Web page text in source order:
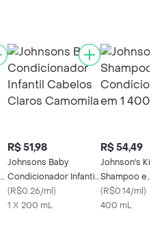
R$ 51,98
Johnsons Baby
Condicionador Infantil
Cabelos Claros
Camomila
(R$0.26/ml)
1 X 200 mL
R$ 54,49
Johnson's Kids
Shampoo e
Condicionador
400ml
(R$0.14/ml)
400 mL